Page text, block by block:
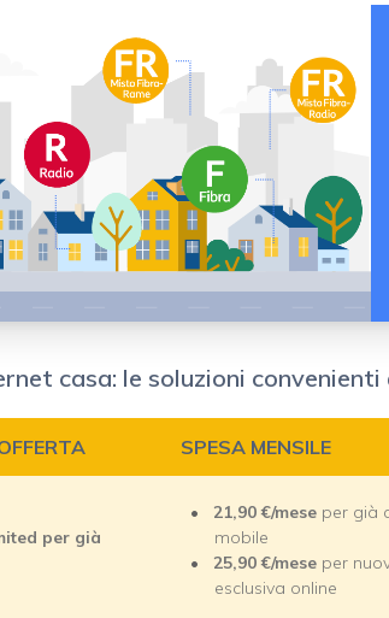
casa: le soluzioni convenienti
SPESA MENSILE
per già
21,90 €/mese per già
mobile
25,90 €/mese per
esclusiva online